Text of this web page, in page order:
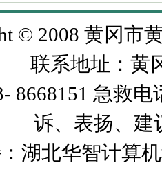
© 2008 黄冈市
联系地址：黄
8668151 急救
诉、表扬、建
湖北华智计算